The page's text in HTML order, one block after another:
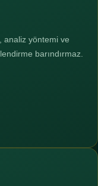
analiz yöntemi ve
barındırmaz.